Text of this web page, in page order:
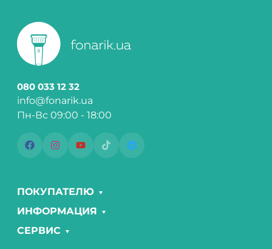
080 033 12 32
info@fonarik.ua
Пн-Вс 09:00 - 18:00
ПОКУПАТЕЛЮ
ИНФОРМАЦИЯ
СЕРВИС